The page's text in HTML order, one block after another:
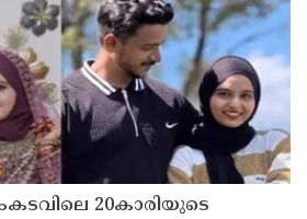
20കാരിയുടെ